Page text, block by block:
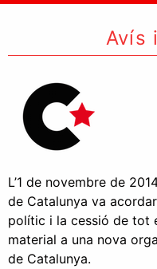
Avís
L’1 de novembre de
de Catalunya va
polític i la cessió de tot
material a una nova
de Catalunya.